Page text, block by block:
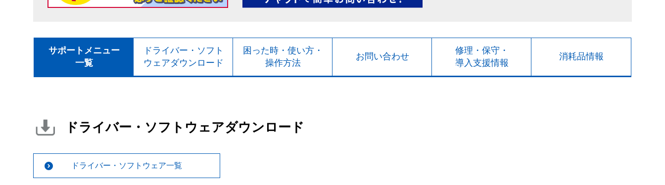
サポートメニュー
一覧
ドライバー・ソフト
ウェアダウンロード
困った時・使い方・
操作方法
お問い合わせ
修理・保守・
導入支援情報
消耗品情報
ドライバー・ソフトウェアダウンロード
ドライバー・ソフトウェア一覧